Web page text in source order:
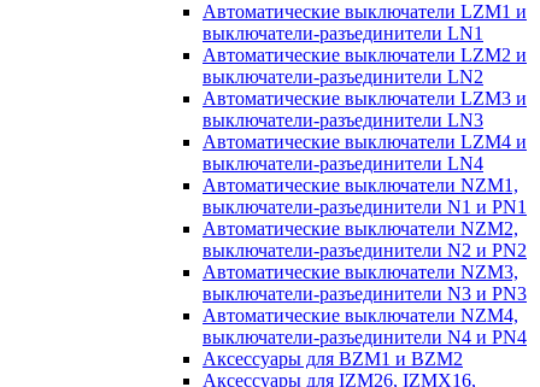
Автоматические выключатели LZM1 и
выключатели-разъединители LN1
Автоматические выключатели LZM2 и
выключатели-разъединители LN2
Автоматические выключатели LZM3 и
выключатели-разъединители LN3
Автоматические выключатели LZM4 и
выключатели-разъединители LN4
Автоматические выключатели NZM1,
выключатели-разъединители N1 и PN1
Автоматические выключатели NZM2,
выключатели-разъединители N2 и PN2
Автоматические выключатели NZM3,
выключатели-разъединители N3 и PN3
Автоматические выключатели NZM4,
выключатели-разъединители N4 и PN4
Аксессуары для BZM1 и BZM2
Аксессуары для IZM26, IZMX16,